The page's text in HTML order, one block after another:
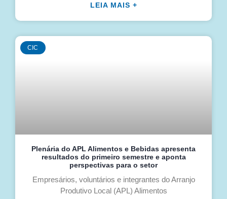
LEIA MAIS +
CIC
Plenária do APL Alimentos e Bebidas apresenta
resultados do primeiro semestre e aponta
perspectivas para o setor
Empresários, voluntários e integrantes do Arranjo
Produtivo Local (APL) Alimentos